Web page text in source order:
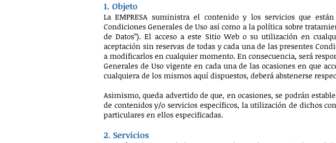
1. Objeto
La EMPRESA suministra el contenido y los servicios que
Condiciones Generales de Uso así como a la política sobre
de Datos”). El acceso a este Sitio Web o su utilización en
aceptación sin reservas de todas y cada una de las presentes
a modificarlos en cualquier momento. En consecuencia, será
Generales de Uso vigente en cada una de las ocasiones en que
cualquiera de los mismos aquí dispuestos, deberá abstenerse
Asimismo, queda advertido de que, en ocasiones, se podrán
de contenidos y/o servicios específicos, la utilización de dichos
particulares en ellos especificadas.
2. Servicios